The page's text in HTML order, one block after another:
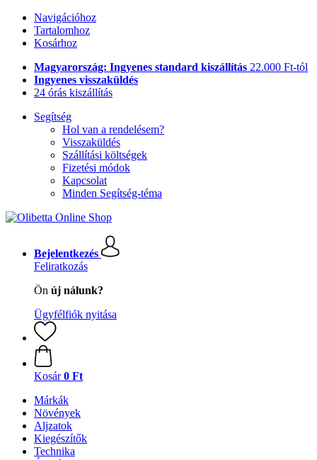
Navigációhoz
Tartalomhoz
Kosárhoz
Magyarország: Ingyenes standard kiszállítás 22.000 Ft-tól
Ingyenes visszaküldés
24 órás kiszállítás
Segítség
Hol van a rendelésem?
Visszaküldés
Szállítási költségek
Fizetési módok
Kapcsolat
Minden Segítség-téma
Bejelentkezés
Feliratkozás
Ön új nálunk?
Ügyfélfiók nyitása
Kosár 0 Ft
Márkák
Növények
Aljzatok
Kiegészítők
Technika